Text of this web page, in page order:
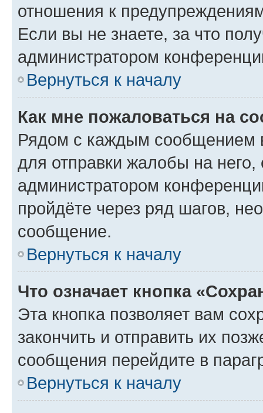
отношения к
Если вы не знаете, за что
администратором
Вернуться к началу
Как мне пожаловаться на
Рядом с каждым сообщением
для отправки жалобы на
администратором
пройдёте через ряд шагов,
сообщение.
Вернуться к началу
Что означает кнопка
Эта кнопка позволяет вам
закончить и отправить их
сообщения перейдите в
Вернуться к началу